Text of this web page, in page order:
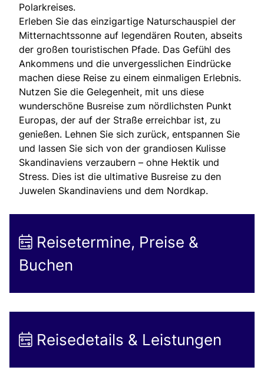
Polarkreises.
Erleben Sie das einzigartige Naturschauspiel der
Mitternachtssonne auf legendären Routen, abseits
der großen touristischen Pfade. Das Gefühl des
Ankommens und die unvergesslichen Eindrücke
machen diese Reise zu einem einmaligen Erlebnis.
Nutzen Sie die Gelegenheit, mit uns diese
wunderschöne Busreise zum nördlichsten Punkt
Europas, der auf der Straße erreichbar ist, zu
genießen. Lehnen Sie sich zurück, entspannen Sie
und lassen Sie sich von der grandiosen Kulisse
Skandinaviens verzaubern – ohne Hektik und
Stress. Dies ist die ultimative Busreise zu den
Juwelen Skandinaviens und dem Nordkap.
Reisetermine, Preise &
Buchen
Reisedetails & Leistungen